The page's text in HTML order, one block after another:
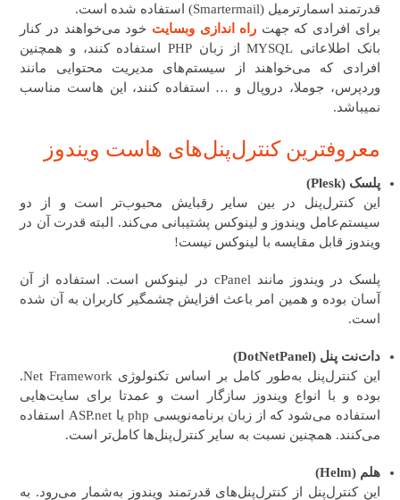
قدرتمند اسمارترمیل (Smartermail) استفاده شده است.
برای افرادی که جهت راه اندازی وبسایت خود می‌خواهند در کنار
بانک اطلاعاتی MYSQL از زبان PHP استفاده کنند، و همچنین
افرادی که می‌خواهند از سیستم‌های مدیریت محتوایی مانند
وردپرس، جوملا، دروپال و … استفاده کنند، این هاست مناسب
نمیباشد.
معروفترین کنترل‌پنل‌های هاست ویندوز
پلسک (Plesk)
این کنترل‌پنل در بین سایر رقبایش محبوب‌تر است و از دو
سیستم‌عامل ویندوز و لینوکس پشتیبانی می‌کند. البته قدرت آن در
ویندوز قابل مقایسه با لینوکس نیست!
پلسک در ویندوز مانند cPanel در لینوکس است. استفاده از آن
آسان بوده و همین امر باعث افزایش چشمگیر کاربران به آن شده
است.
دات‌نت پنل (DotNetPanel)
این کنترل‌پنل به‌طور کامل بر اساس تکنولوژی Net Framework.
بوده و با انواع ویندوز سازگار است و عمدتا برای سایت‌هایی
استفاده می‌شود که از زبان برنامه‌نویسی php یا ASP.net استفاده
می‌کنند. همچنین نسبت به سایر کنترل‌پنل‌ها کامل‌تر است.
هلم (Helm)
این کنترل‌پنل از کنترل‌پنل‌های قدرتمند ویندوز به‌شمار می‌رود. به